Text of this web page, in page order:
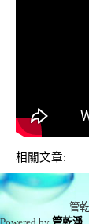
相關文章:
管